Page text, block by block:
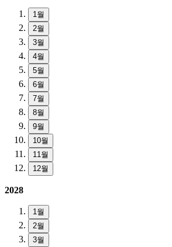
1월
2월
3월
4월
5월
6월
7월
8월
9월
10월
11월
12월
2028
1월
2월
3월